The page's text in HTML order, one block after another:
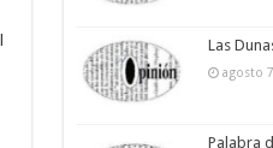
Las
agosto
Palabra